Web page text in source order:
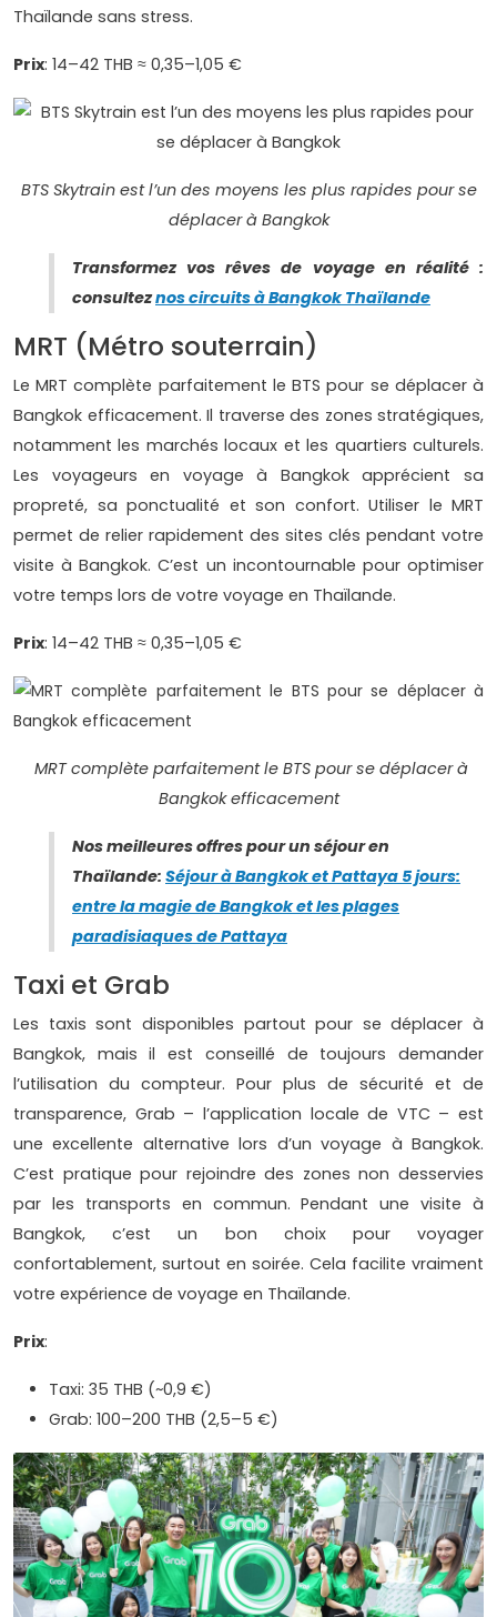
Thaïlande sans stress.
Prix: 14–42 THB ≈ 0,35–1,05 €
BTS Skytrain est l’un des moyens les plus rapides pour se
déplacer à Bangkok
Transformez vos rêves de voyage en réalité :
consulteznos circuits à Bangkok Thaïlande
MRT (Métro souterrain)
Le MRT complète parfaitement le BTS pour se déplacer à
Bangkok efficacement. Il traverse des zones stratégiques,
notamment les marchés locaux et les quartiers culturels.
Les voyageurs en voyage à Bangkok apprécient sa
propreté, sa ponctualité et son confort. Utiliser le MRT
permet de relier rapidement des sites clés pendant votre
visite à Bangkok. C’est un incontournable pour optimiser
votre temps lors de votre voyage en Thaïlande.
Prix: 14–42 THB ≈ 0,35–1,05 €
MRT complète parfaitement le BTS pour se déplacer à
Bangkok efficacement
Nos meilleures offres pour un séjour en
Thaïlande: Séjour à Bangkok et Pattaya 5 jours:
entre la magie de Bangkok et les plages
paradisiaques de Pattaya
Taxi et Grab
Les taxis sont disponibles partout pour se déplacer à
Bangkok, mais il est conseillé de toujours demander
l’utilisation du compteur. Pour plus de sécurité et de
transparence, Grab – l’application locale de VTC – est
une excellente alternative lors d’un voyage à Bangkok.
C’est pratique pour rejoindre des zones non desservies
par les transports en commun. Pendant une visite à
Bangkok, c’est un bon choix pour voyager
confortablement, surtout en soirée. Cela facilite vraiment
votre expérience de voyage en Thaïlande.
Prix:
Taxi: 35 THB (~0,9 €)
Grab: 100–200 THB (2,5–5 €)